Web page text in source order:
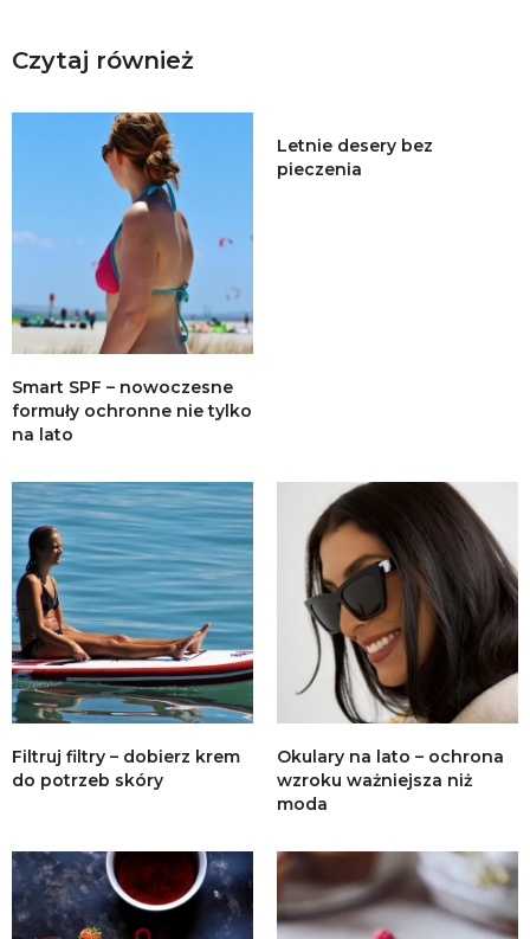
Czytaj również
Smart SPF – nowoczesne
formuły ochronne nie tylko
na lato
Letnie desery bez
pieczenia
Filtruj filtry – dobierz krem
do potrzeb skóry
Okulary na lato – ochrona
wzroku ważniejsza niż
moda